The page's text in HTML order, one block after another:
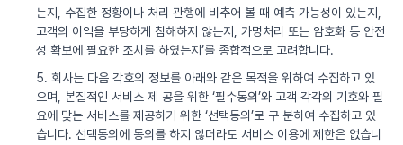
는지, 수집한 정황이나 처리 관행에 비추어 볼 때 예측 가능성이 있는지,
고객의 이익을 부당하게 침해하지 않는지, 가명처리 또는 암호화 등 안전
성 확보에 필요한 조치를 하였는지’를 종합적으로 고려합니다.
5. 회사는 다음 각호의 정보를 아래와 같은 목적을 위하여 수집하고 있
으며, 본질적인 서비스 제 공을 위한 ‘필수동의’와 고객 각각의 기호와 필
요에 맞는 서비스를 제공하기 위한 ‘선택동의’로 구 분하여 수집하고 있
습니다. 선택동의에 동의를 하지 않더라도 서비스 이용에 제한은 없습니